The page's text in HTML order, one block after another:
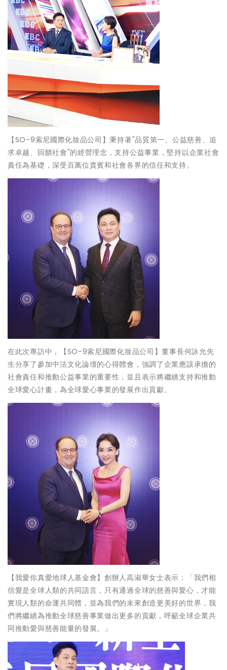
【SO-9索尼國際化妝品公司】秉持著"品質第一、公益慈善、追
求卓越、回饋社會"的經營理念，支持公益事業，堅持以企業社會
責任為基礎，深受百萬位貴賓和社會各界的信任和支持。
在此次專訪中，【SO-9索尼國際化妝品公司】董事長何詠允先
生分享了參加中法文化論壇的心得體會，強調了企業應該承擔的
社會責任和推動公益事業的重要性，並且表示將繼續支持和推動
全球愛心計畫，為全球愛心事業的發展作出貢獻。
【我愛你真愛地球人基金會】創辦人高淑華女士表示：「我們相
信愛是全球人類的共同語言，只有通過全球的慈善與愛心，才能
實現人類的命運共同體，並為我們的未來創造更美好的世界，我
們將繼續為推動全球慈善事業做出更多的貢獻，呼籲全球企業共
同推動愛與慈善能量的發展。」